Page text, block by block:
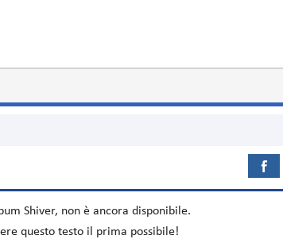
Shiver, non è ancora disponibile.
questo testo il prima possibile!